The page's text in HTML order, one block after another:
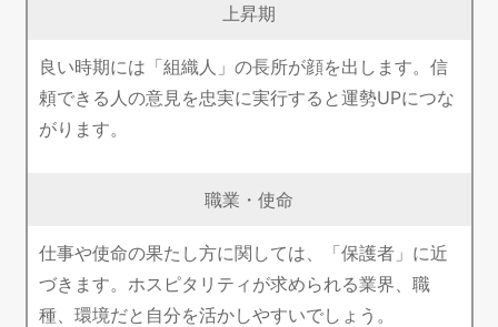
上昇期
良い時期には「組織人」の長所が顔を出します。信
頼できる人の意見を忠実に実行すると運勢UPにつな
がります。
職業・使命
仕事や使命の果たし方に関しては、「保護者」に近
づきます。ホスピタリティが求められる業界、職
種、環境だと自分を活かしやすいでしょう。